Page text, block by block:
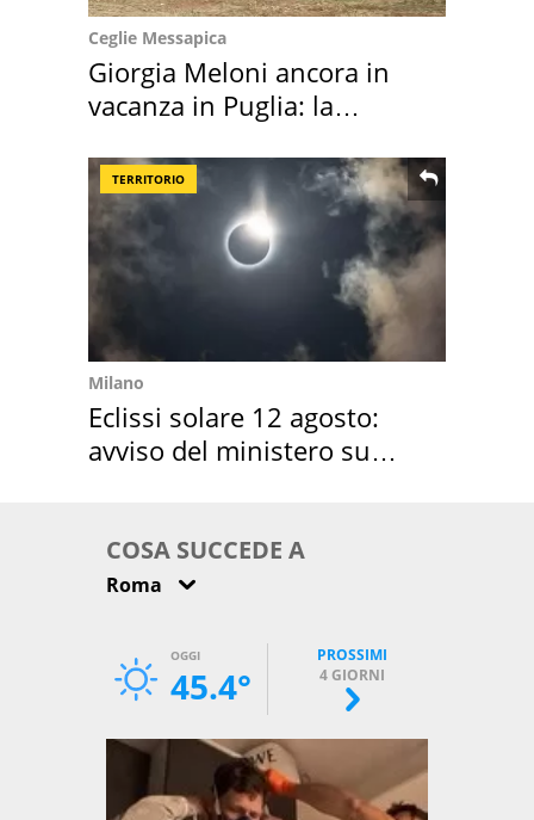
Ceglie Messapica
Giorgia Meloni ancora in
vacanza in Puglia: la
TERRITORIO
Milano
Eclissi solare 12 agosto:
avviso del ministero su